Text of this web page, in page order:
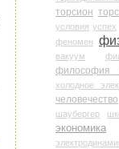
торсион
условия успех
феномен
вакуум
философия
холодное
человечество
шаубергер
экономика